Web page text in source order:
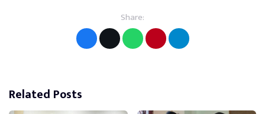
Share:
Related Posts